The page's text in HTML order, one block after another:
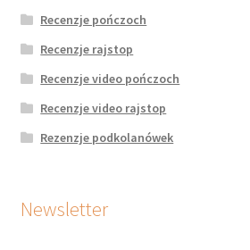
Recenzje pończoch
Recenzje rajstop
Recenzje video pończoch
Recenzje video rajstop
Rezenzje podkolanówek
Newsletter